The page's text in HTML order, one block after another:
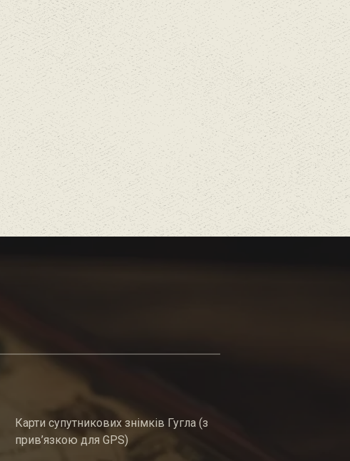
Карти супутникових знімків Гугла (з
прив’язкою для GPS)